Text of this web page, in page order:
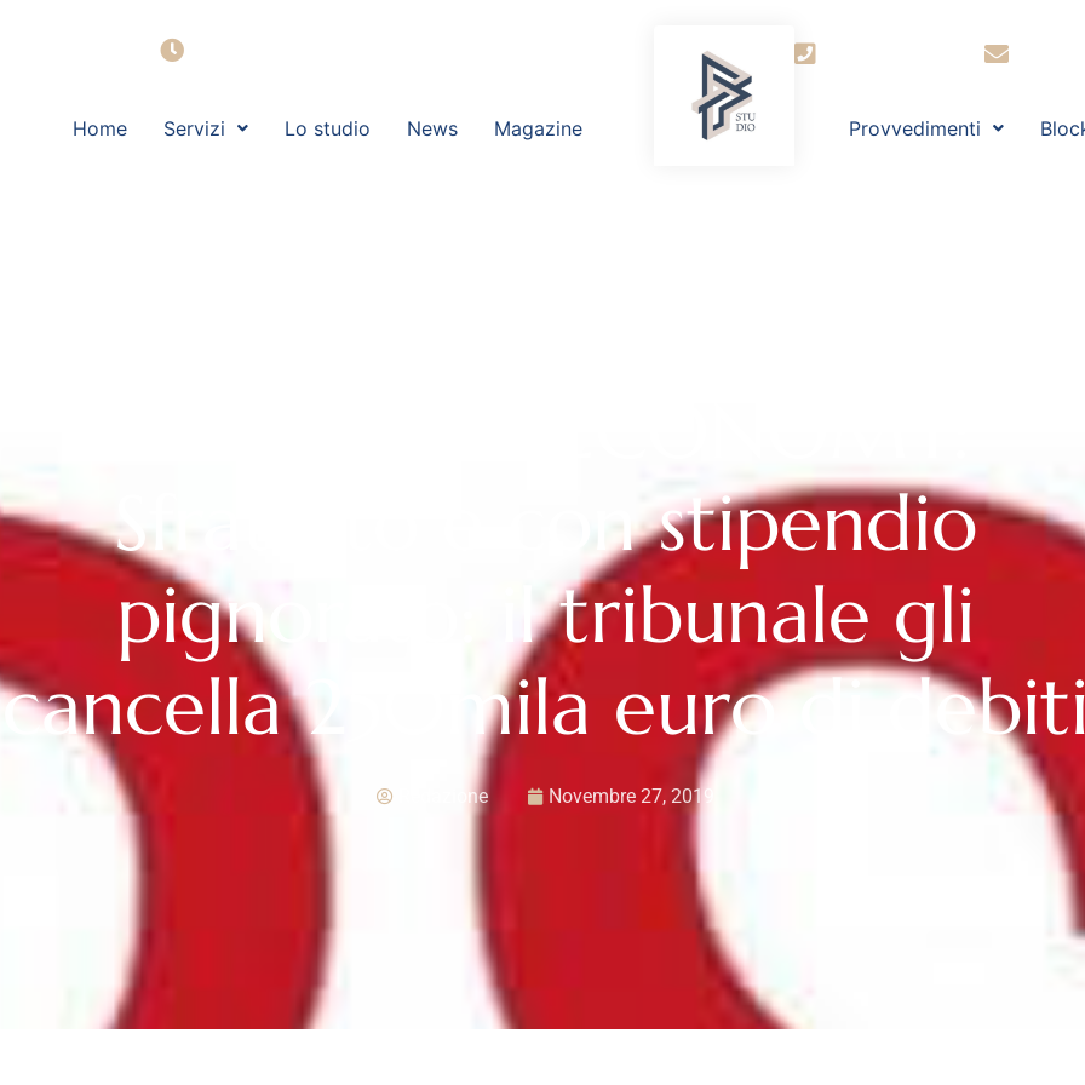
Home Servizi Lo studio News Magazine Provvedimenti
Sfrattato e con stipendio
pignorato: il tribunale gli
cancella 250mila euro di
Redazione Novembre 27, 2019